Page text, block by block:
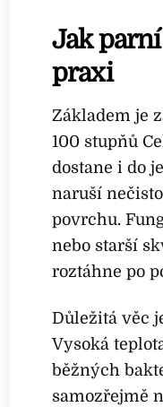
Jak
praxi
Základem je
100 stupňů
dostane i do
naruší
povrchu.
nebo starší
roztáhne po
Důležitá věc
Vysoká
běžných
samozřejmě